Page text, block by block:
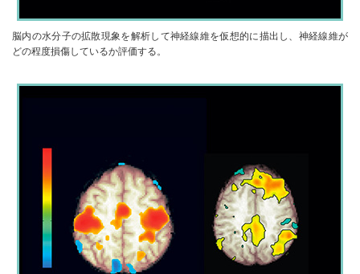
脳内の水分子の拡散現象を解析して神経線維を仮想的に描出し、神経線維が
どの程度損傷しているか評価する。